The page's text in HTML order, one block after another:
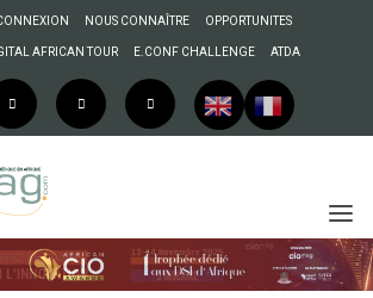
NOUS CONNAÎTRE OPPORTUNITES
AFRICAN TOUR E.CONF CHALLENGE ATDA